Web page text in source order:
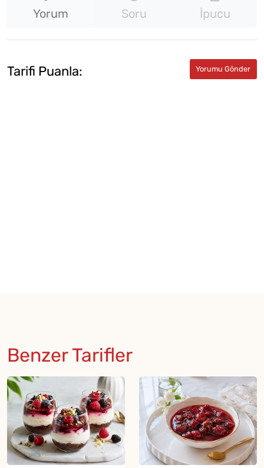
Yorum Soru İpucu
Tarifi Puanla:
Benzer Tarifler